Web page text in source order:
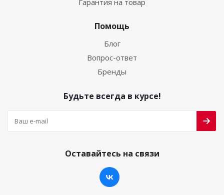
Гарантия на товар
Помощь
Блог
Вопрос-ответ
Бренды
Будьте всегда в курсе!
Оставайтесь на связи